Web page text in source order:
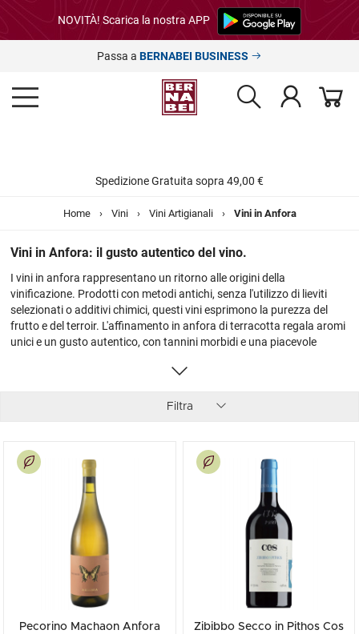
NOVITÀ! Scarica la nostra APP
Passa a BERNABEI BUSINESS
Spedizione Gratuita sopra 49,00 €
Home › Vini › Vini Artigianali › Vini in Anfora
Vini in Anfora: il gusto autentico del vino.
I vini in anfora rappresentano un ritorno alle origini della
vinificazione. Prodotti con metodi antichi, senza l'utilizzo di lieviti
selezionati o additivi chimici, questi vini esprimono la purezza del
frutto e del terroir. L'affinamento in anfora di terracotta regala aromi
unici e un gusto autentico, con tannini morbidi e una piacevole
etichetta preferita all'interno della nostra selezione, approfitta delle
Filtra
Pecorino Machaon Anfora
Zibibbo Secco in Pithos Cos